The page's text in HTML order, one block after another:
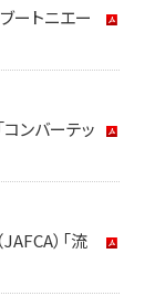
ートニエー
ンバーテッ
）「流